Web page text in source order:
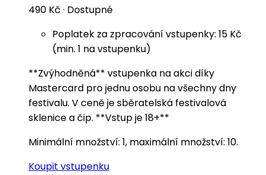
490 Kč · Dostupné
Poplatek za zpracování vstupenky: 15 Kč
(min. 1 na vstupenku)
**Zvýhodněná** vstupenka na akci díky
Mastercard pro jednu osobu na všechny dny
festivalu. V ceně je sběratelská festivalová
sklenice a čip. **Vstup je 18+**
Minimální množství: 1, maximální množství: 10.
Koupit vstupenku